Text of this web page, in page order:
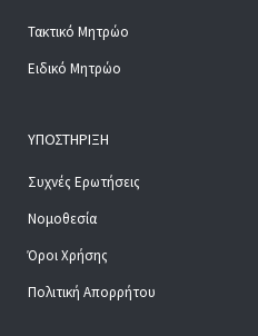
Τακτικό Μητρώο
Ειδικό Μητρώο
ΥΠΟΣΤΉΡΙΞΗ
Συχνές Ερωτήσεις
Νομοθεσία
Όροι Χρήσης
Πολιτική Απορρήτου